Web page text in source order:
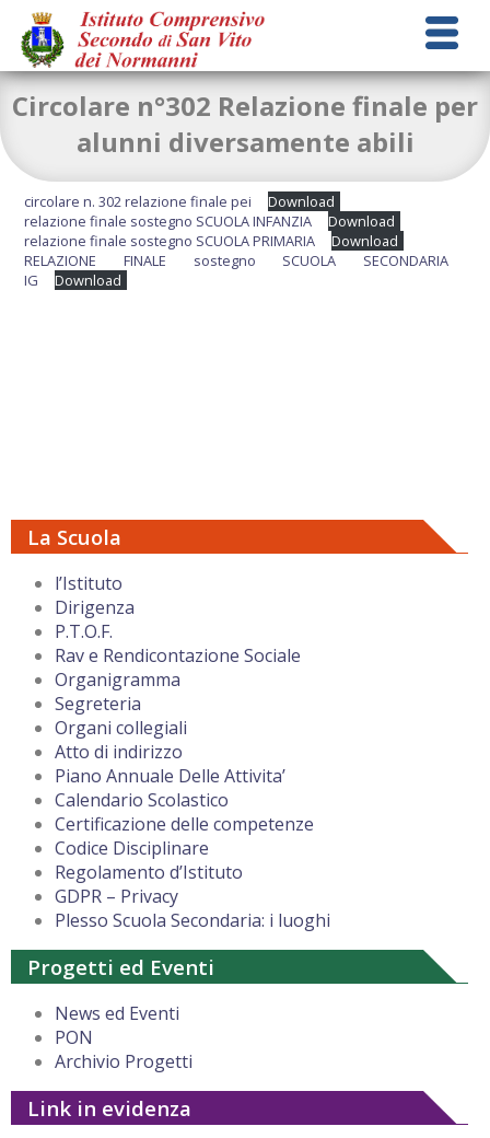
La Scuola
l’Istituto
Dirigenza
P.T.O.F.
Rav e Rendicontazione Sociale
Organigramma
Segreteria
Organi collegiali
Atto di indirizzo
Piano Annuale Delle Attivita’
Calendario Scolastico
Certificazione delle competenze
Codice Disciplinare
Regolamento d’Istituto
GDPR – Privacy
Plesso Scuola Secondaria: i luoghi
Progetti ed Eventi
News ed Eventi
PON
Archivio Progetti
Link in evidenza
Circolare n°302 Relazione finale per
alunni diversamente abili
circolare n. 302 relazione finale pei
Download
relazione finale sostegno SCUOLA INFANZIA
Download
relazione finale sostegno SCUOLA PRIMARIA
Download
RELAZIONE FINALE sostegno SCUOLA SECONDARIA
IG
Download